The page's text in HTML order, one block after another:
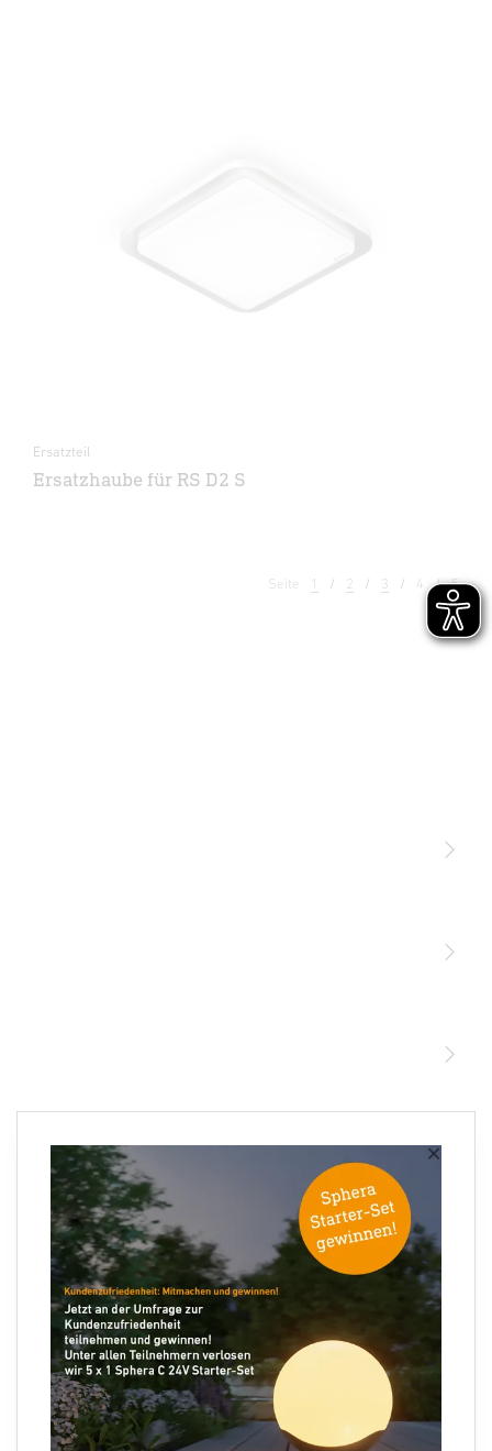
×
Ersatzteil
Ersatzhaube für RS D2 S
Seite 1 2 3 4 5
Ihre E-Mail Adresse
Folgen Sie uns